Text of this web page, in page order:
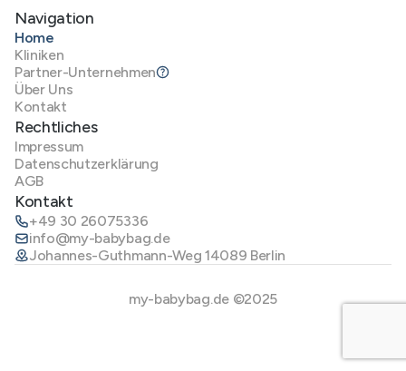
Navigation
Home
Kliniken
Partner-Unternehmen
Über Uns
Kontakt
Rechtliches
Impressum
Datenschutzerklärung
AGB
Kontakt
+49 30 26075336
info@my-babybag.de
Johannes-Guthmann-Weg 14089 Berlin
my-babybag.de ©2025